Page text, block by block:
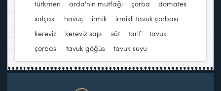
türkmen
arda'nın mutfağı çorba
domates
salçası
havuç irmik irmikli tavuk çorbası
kereviz
kereviz sapı süt tarif
tavuk
çorbası
tavuk göğüs tavuk suyu